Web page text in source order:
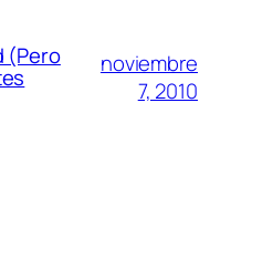
(Pero
noviembre
7, 2010